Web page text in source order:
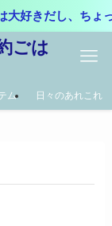
大好きだし、ちょ
ごは
ム 日々のあれこれ